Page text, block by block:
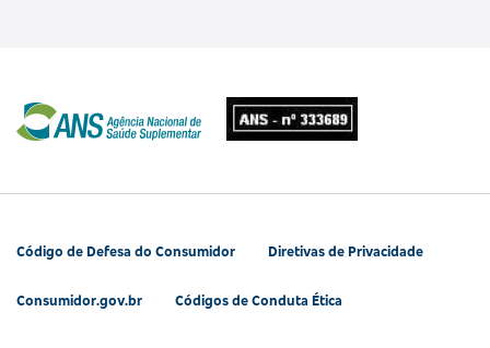
Código de Defesa do Consumidor Diretivas de Privacidade
Consumidor.gov.br Códigos de Conduta Ética